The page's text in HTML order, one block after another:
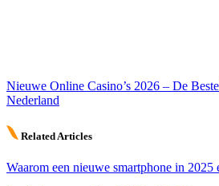
Nieuwe Online Casino’s 2026 – De
Nederland
Related Articles
Waarom een nieuwe smartphone in 2025